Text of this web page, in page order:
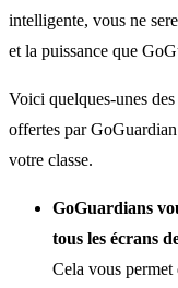
intelligente, vous ne
et la puissance que
Voici quelques-unes
offertes par
votre classe.
GoGuardians
tous les écrans
Cela vous